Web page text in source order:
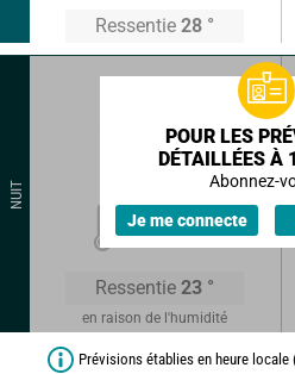
Ressentie 28 °
NUIT
21°
Ressentie 23 °
en raison de l'humidité
POUR LES
DÉTAILLÉES À
Abonnez-
Je me connecte
Prévisions établies en heure